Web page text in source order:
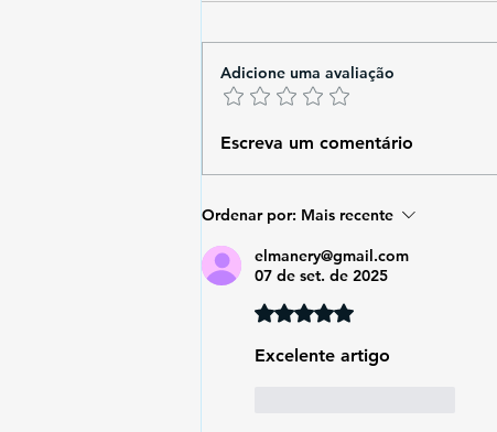
Adicione uma avaliação
Escreva um comentário
Ordenar por: Mais recente
elmanery@gmail.com
07 de set. de 2025
Avaliado com 5 de 5 estrelas.
Excelente artigo